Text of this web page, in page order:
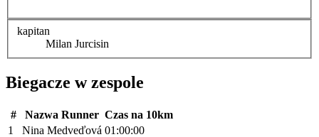
kapitan
Milan Jurcisin
Biegacze w zespole
# Nazwa Runner Czas na 10km
1
Nina Medveďová 01:00:00